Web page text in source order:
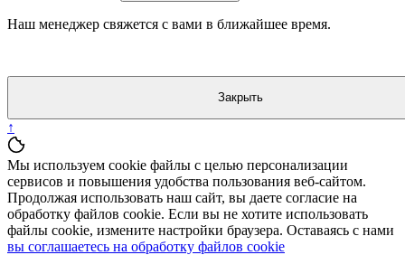
Наш менеджер свяжется с вами в ближайшее время.
Закрыть
↑
Мы используем cookie файлы с целью персонализации
сервисов и повышения удобства пользования веб-сайтом.
Продолжая использовать наш сайт, вы даете согласие на
обработку файлов cookie. Если вы не хотите использовать
файлы cookie, измените настройки браузера. Оставаясь с нами
вы соглашаетесь на обработку файлов cookie